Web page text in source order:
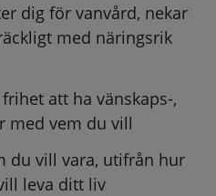
dig för vanvård, nekar
med näringsrik
att ha vänskaps-,
med vem du vill
du vill vara, utifrån hur
leva ditt liv